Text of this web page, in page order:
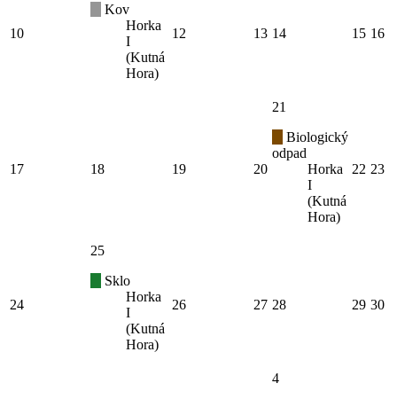
10
Kov
Horka
I
(Kutná
Hora)
12 13 14 15 16
17 18 19 20
21
Biologický
odpad
Horka
I
(Kutná
Hora)
22 23
24
25
Sklo
Horka
I
(Kutná
Hora)
26 27 28 29 30
4